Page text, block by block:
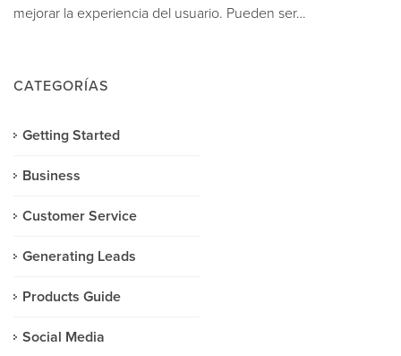
mejorar la experiencia del usuario. Pueden ser…
CATEGORÍAS
Getting Started
Business
Customer Service
Generating Leads
Products Guide
Social Media